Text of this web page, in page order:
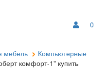
0
мебель
Компьютерные
комфорт-1" купить